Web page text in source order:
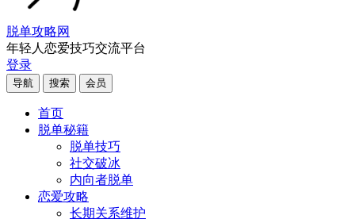
脱单攻略网
年轻人恋爱技巧交流平台
登录
导航 搜索 会员
首页
脱单秘籍
脱单技巧
社交破冰
内向者脱单
恋爱攻略
长期关系维护